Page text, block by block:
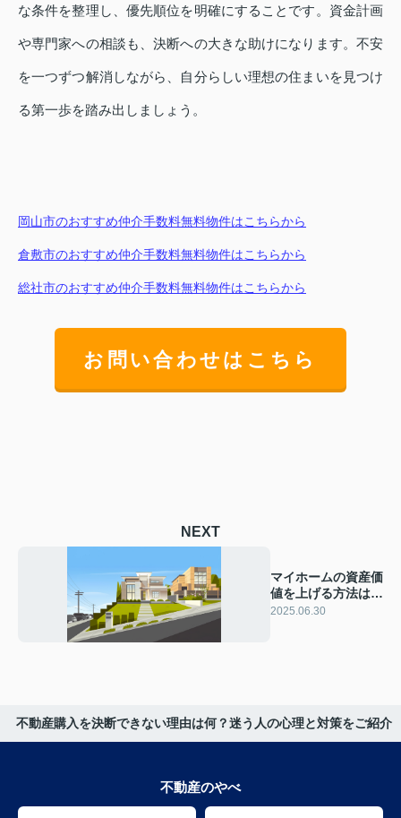
な条件を整理し、優先順位を明確にすることです。資金計画
や専門家への相談も、決断への大きな助けになります。不安
を一つずつ解消しながら、自分らしい理想の住まいを見つけ
る第一歩を踏み出しましょう。
岡山市のおすすめ仲介手数料無料物件はこちらから
倉敷市のおすすめ仲介手数料無料物件はこちらから
総社市のおすすめ仲介手数料無料物件はこちらから
お問い合わせはこちら
NEXT
マイホームの資産価
値を上げる方法は？
上がるポイントと注
2025.06.30
不動産購入を決断できない理由は何？迷う人の心理と対策をご紹介
不動産のやべ